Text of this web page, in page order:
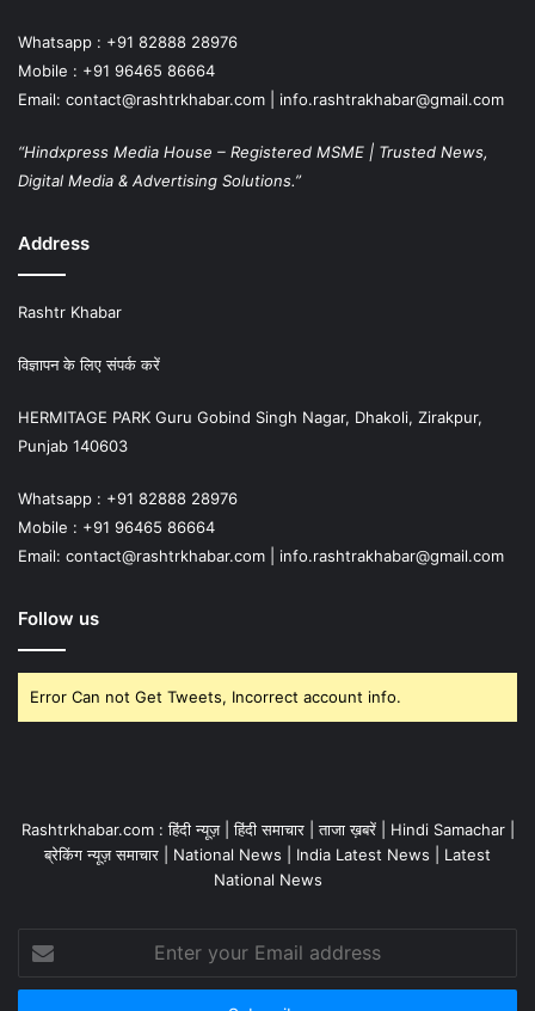
Whatsapp : +91 82888 28976
Mobile : +91 96465 86664
Email: contact@rashtrkhabar.com | info.rashtrakhabar@gmail.com
“Hindxpress Media House – Registered MSME | Trusted News,
Digital Media & Advertising Solutions.”
Address
Rashtr Khabar
विज्ञापन के लिए संपर्क करें
HERMITAGE PARK Guru Gobind Singh Nagar, Dhakoli, Zirakpur,
Punjab 140603
Whatsapp : +91 82888 28976
Mobile : +91 96465 86664
Email: contact@rashtrkhabar.com | info.rashtrakhabar@gmail.com
Follow us
Error Can not Get Tweets, Incorrect account info.
Rashtrkhabar.com : हिंदी न्यूज़ | हिंदी समाचार | ताजा ख़बरें | Hindi Samachar |
ब्रेकिंग न्यूज़ समाचार | National News | India Latest News | Latest
National News
your
Email